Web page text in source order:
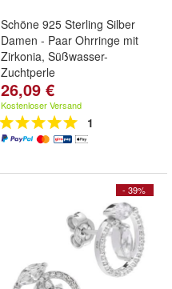
Schöne 925 Sterling Silber
Damen - Paar Ohrringe mit
Zirkonia, Süßwasser-
Zuchtperle
26,09 €
Kostenloser Versand
1
- 39%